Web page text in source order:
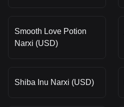
Smooth Love Potion
Narxi (USD)
Shiba Inu Narxi (USD)